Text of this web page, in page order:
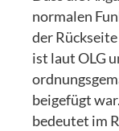
normalen
der
ist laut OLG
beigefügt
bedeutet im